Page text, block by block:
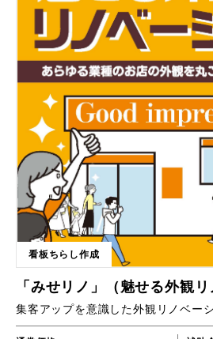
す ・強み、魅力を改めて発見するところから始めたい。 ・ナレーション
を使う動画を想定している。 ・新規事業立
を入れたい方 ・WEBサイトで商品やサービ
イネージなどコスパを重視した動画制作も合わせ
に合わせたレスポンシブWEBサイトデザイ
システムをご提案します。WEBサーバーや
行っていただきますので低コストで運営して
談もご対応させていただきます。 会社の商
費者に訴求するためにWEBサイトでの情報
によるメディアミックスが注目されています
ンテンツを活用することで、新たな消費者
ーの囲い込みなど、目的を明確にしたマーケ
す。印刷メディアとWEBメディア両方のノ
ebコンサルティングの提案をさせていただ
年。クライアントの魅力・製品の魅力の本質
め、目的に最適な動画を制作します。長年
成力・演出力で魅力を余すことなく表現します。 ■導入実績
s://meitsu.jp/project/ ■業務内容 ・デジタルマーケティング（WEBサ
イト、CMSサイトの企画・制作・運用） ・
イトの企画・制作・運用 ・オウンドメディア
コンテンツの企画・制作 ・ポスター、チラ
看板ちらし作成
「みせリノ」（魅せる外観リ
集客アップを意識した外観リノベー